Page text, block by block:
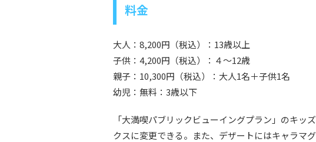
料金
大人：8,200円（税込）：13歳以上
子供：4,200円（税込）：４～12歳
親子：10,300円（税込）：大人1名＋子供1名
幼児：無料：3歳以下
「大満喫パブリックビューイングプラン」のキッ
クスに変更できる。また、デザートにはキャラマ